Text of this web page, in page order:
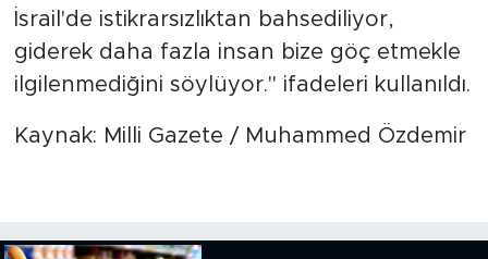
İsrail'de istikrarsızlıktan bahsediliyor,
giderek daha fazla insan bize göç etmekle
ilgilenmediğini söylüyor." ifadeleri kullanıldı.
Kaynak: Milli Gazete / Muhammed Özdemir